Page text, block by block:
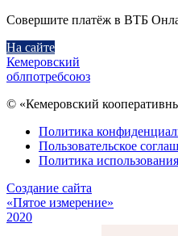
Совершите платёж в ВТБ
На сайте
Кемеровский
облпотребсоюз
© «Кемеровский
Политика
Пользовательское
Политика
Создание сайта
«Пятое измерение»
2020